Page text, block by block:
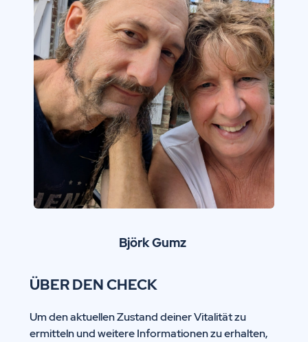
Björk Gumz
ÜBER DEN CHECK
Um den aktuellen Zustand deiner Vitalität zu
ermitteln und weitere Informationen zu erhalten,